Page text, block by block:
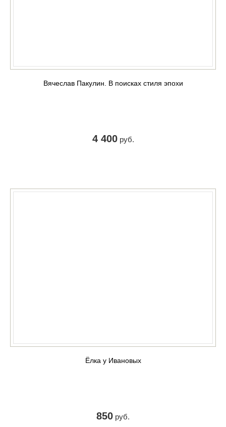
Вячеслав Пакулин. В поисках стиля эпохи
4 400руб.
Ёлка у Ивановых
850 руб.